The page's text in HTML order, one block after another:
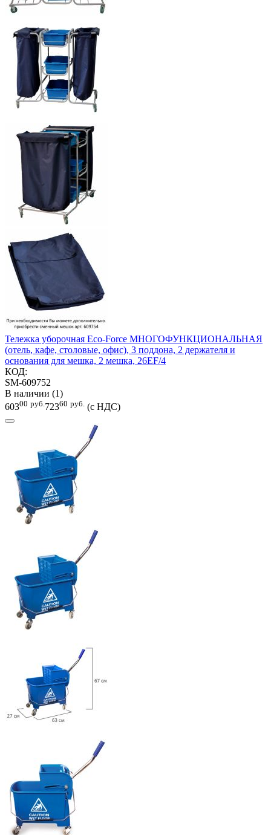
Тележка уборочная Eco-Force МНОГОФУНКЦИОНАЛЬНАЯ
(отель, кафе, столовые, офис), 3 поддона, 2 держателя и
основания для мешка, 2 мешка, 26EF/4
КОД:
SM-609752
В наличии (1)
60300 руб. 72360 руб. (с НДС)